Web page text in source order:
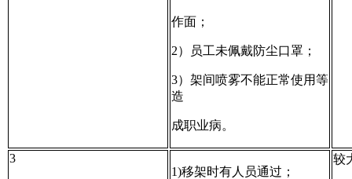
作面；
2）员工未佩戴防尘口罩；
3）架间喷雾不能正常使用等
造
成职业病。
3
1)移架时有人员通过；
较